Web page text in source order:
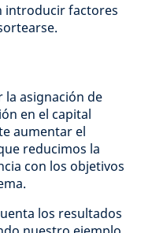
introducir factores
la asignación de
en el capital
aumentar el
reducimos la
con los objetivos
los resultados